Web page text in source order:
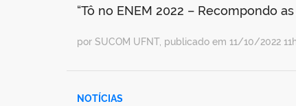
“Tô no ENEM 2022 – Recompondo
por SUCOM UFNT, publicado em 11/10/2022
NOTÍCIAS